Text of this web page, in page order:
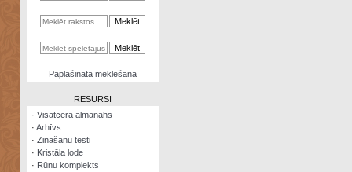
kalkulators
NomētātāsPaplašinātā meklēšana
RESURSI
· Visatcera almanahs
· Arhīvs
· Zināšanu testi
· Kristāla lode
· Rūnu komplekts